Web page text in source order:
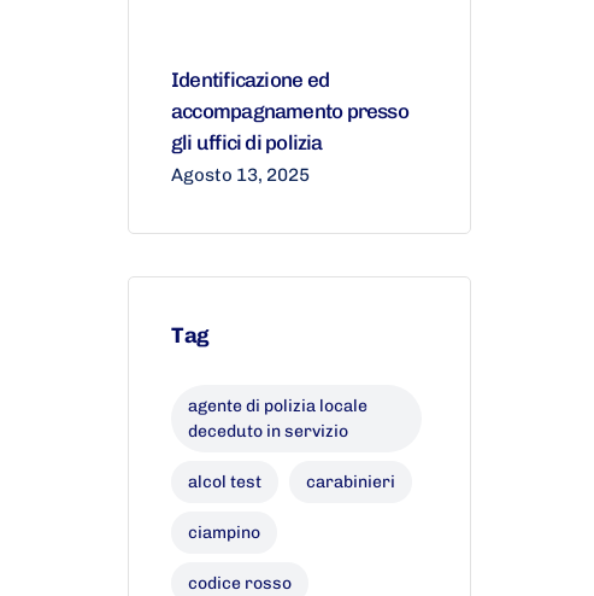
Identificazione ed
accompagnamento presso
gli uffici di polizia
Agosto 13, 2025
Tag
agente di polizia locale
deceduto in servizio
alcol test carabinieri
ciampino
codice rosso